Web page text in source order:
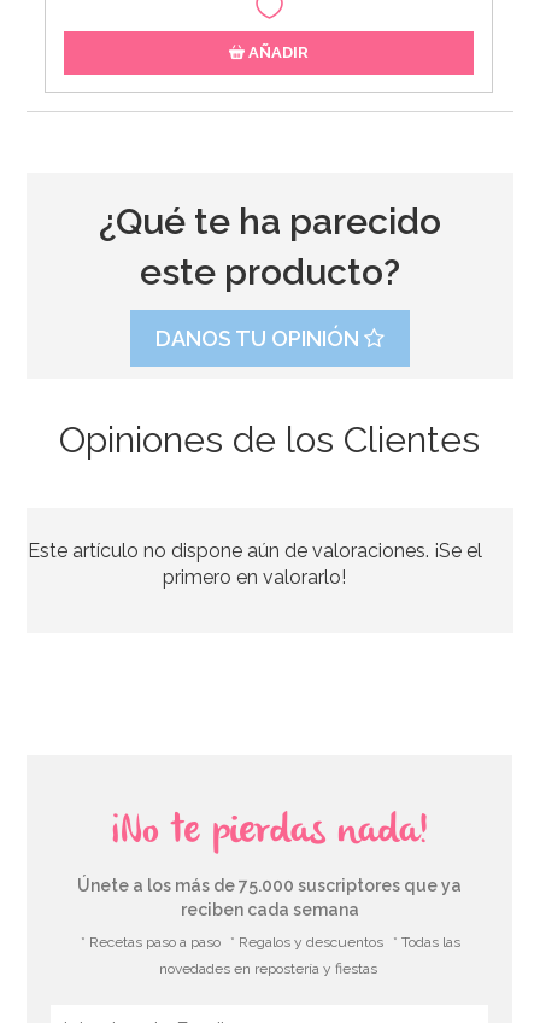
AÑADIR
37,95€ 33,39€
¿Qué te ha parecido
este producto?
DANOS TU OPINIÓN
Opiniones de los Clientes
Este artículo no dispone aún de valoraciones. ¡Se el
primero en valorarlo!
¡No te pierdas nada!
Únete a los más de 75.000 suscriptores que ya
reciben cada semana
* Recetas paso a paso * Regalos y descuentos
* Todas las
novedades en repostería y fiestas